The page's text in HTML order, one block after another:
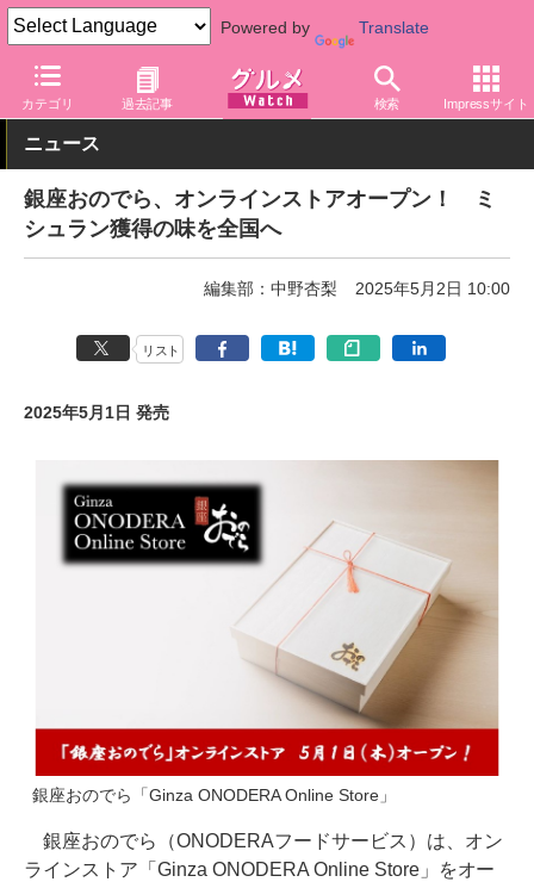
Powered by Translate
カテゴリ 過去記事 検索 Impressサイト
グルメ Watch サービス 通販
ニュース
銀座おのでら、オンラインストアオープン！ ミ
シュラン獲得の味を全国へ
編集部：中野杏梨 2025年5月2日 10:00
リスト
2025年5月1日 発売
銀座おのでら「Ginza ONODERA Online Store」
銀座おのでら（ONODERAフードサービス）は、オン
ラインストア「Ginza ONODERA Online Store」をオー